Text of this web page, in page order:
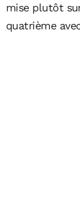
mise plutôt
quatrième